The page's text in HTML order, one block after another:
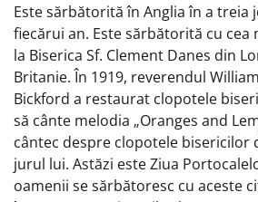
Este sărbătorită în Anglia în a treia
fiecărui an. Este sărbătorită cu cea
la Biserica Sf. Clement Danes din
Britanie. În 1919, reverendul
Bickford a restaurat clopotele
să cânte melodia „Oranges and
cântec despre clopotele bisericilor
jurul lui. Astăzi este Ziua
oamenii se sărbătoresc cu aceste